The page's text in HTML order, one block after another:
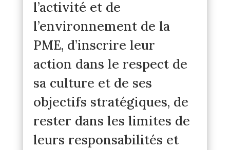
l’activité et de
l’environnement de la
PME, d’inscrire leur
action dans le respect de
sa culture et de ses
objectifs stratégiques, de
rester dans les limites de
leurs responsabilités et